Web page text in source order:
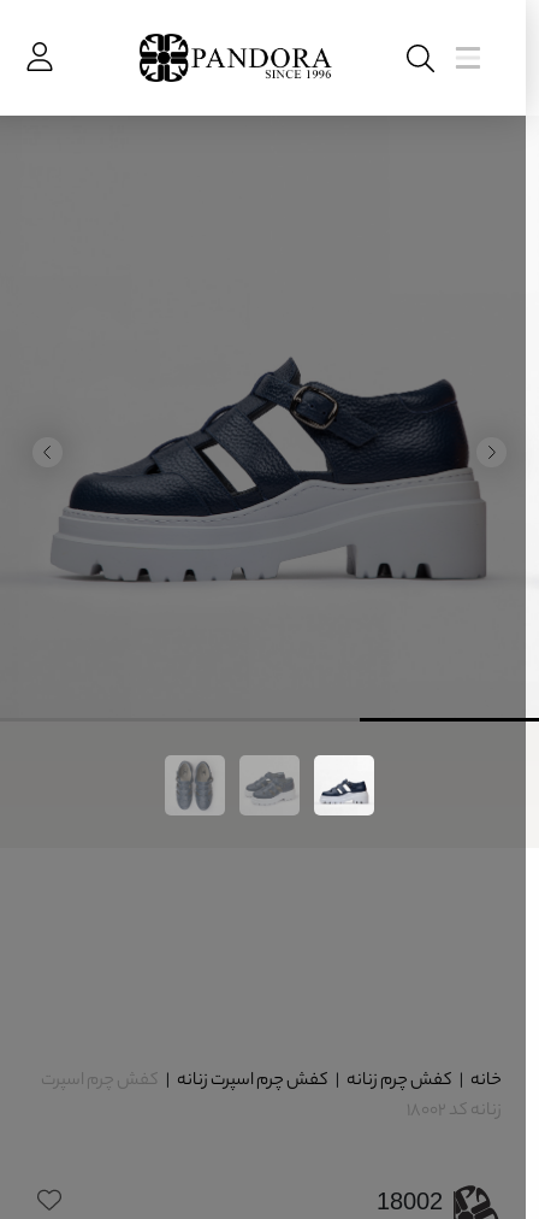
خانه | کفش چرم زنانه| کفش چرم اسپرت زنانه| کفش چرم اسپرت
زنانه کد 18002
18002